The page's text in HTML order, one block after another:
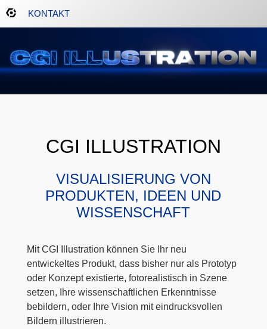
KONTAKT
CGI ILLUSTRATION
VISUALISIERUNG VON
PRODUKTEN, IDEEN UND
WISSENSCHAFT
Mit CGI Illustration können Sie Ihr neu
entwickeltes Produkt, dass bisher nur als Prototyp
oder Konzept existierte, fotorealistisch in Szene
setzen, Ihre wissenschaftlichen Erkenntnisse
bebildern, oder Ihre Vision mit eindrucksvollen
Bildern illustrieren.